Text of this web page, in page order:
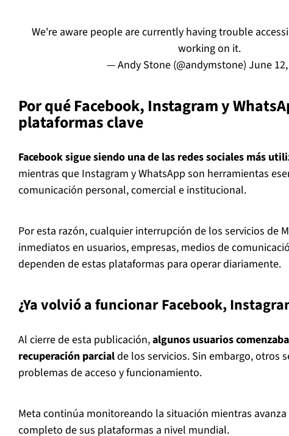
We're aware people are currently having trouble
working on it.
— Andy Stone (@andymstone) June
Por qué Facebook, Instagram y
plataformas clave
Facebook sigue siendo una de las redes sociales más
mientras que Instagram y WhatsApp son herramientas
comunicación personal, comercial e institucional.
Por esta razón, cualquier interrupción de los servicios de
inmediatos en usuarios, empresas, medios de
dependen de estas plataformas para operar diariamente.
¿Ya volvió a funcionar Facebook,
Al cierre de esta publicación,algunos usuarios
recuperación parcialde los servicios. Sin embargo, otros
problemas de acceso y funcionamiento.
Meta continúa monitoreando la situación mientras
completo de sus plataformas a nivel mundial.